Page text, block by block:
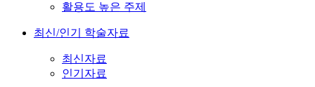
활용도 높은 주제
최신/인기 학술자료
최신자료
인기자료